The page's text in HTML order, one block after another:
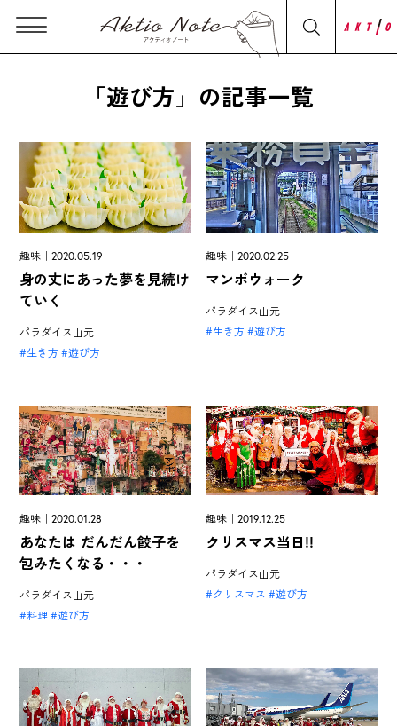
「遊び方」の記事一覧
趣味｜2020.05.19
身の丈にあった夢を見続け
ていく
パラダイス山元
生き方
遊び方
趣味｜2020.02.25
マンボウォーク
パラダイス山元
生き方
遊び方
趣味｜2020.01.28
あなたは だんだん餃子を
包みたくなる・・・
パラダイス山元
料理
遊び方
趣味｜2019.12.25
クリスマス当日!!
パラダイス山元
クリスマス
遊び方